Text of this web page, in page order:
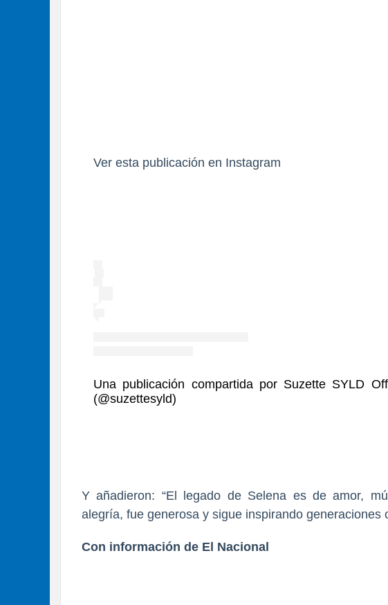
Ver esta publicación en Instagram
Una publicación compartida por Suzette SYLD
(@suzettesyld)
Y añadieron: “El legado de Selena es de amor,
alegría, fue generosa y sigue inspirando generaciones
Con información de El Nacional